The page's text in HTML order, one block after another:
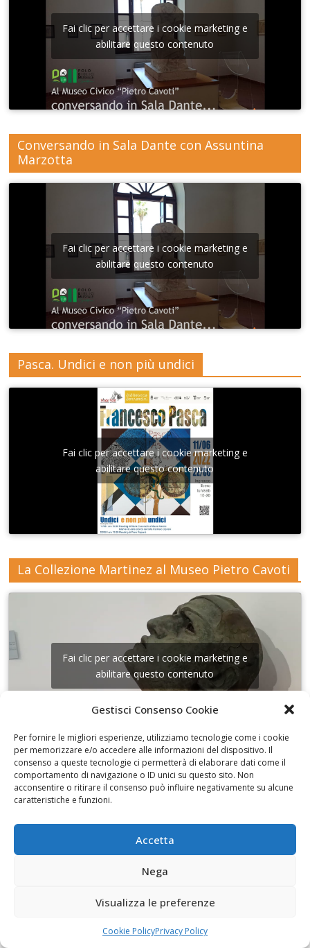
Gestisci Consenso Cookie
Per fornire le migliori esperienze, utilizziamo tecnologie come i cookie
per memorizzare e/o accedere alle informazioni del dispositivo. Il
consenso a queste tecnologie ci permetterà di elaborare dati come il
comportamento di navigazione o ID unici su questo sito. Non
acconsentire o ritirare il consenso può influire negativamente su alcune
caratteristiche e funzioni.
Accetta
Nega
Visualizza le preferenze
Cookie PolicyPrivacy Policy
Fai clic per accettare i cookie marketing e
abilitare questo contenuto
Conversando in Sala Dante con Assuntina
Marzotta
Fai clic per accettare i cookie marketing e
abilitare questo contenuto
Pasca. Undici e non più undici
Fai clic per accettare i cookie marketing e
abilitare questo contenuto
La Collezione Martinez al Museo Pietro Cavoti
Fai clic per accettare i cookie marketing e
abilitare questo contenuto
I disegni di Martinez
abilitare questo contenuto